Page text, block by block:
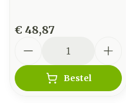
€ 48,87
Bestel